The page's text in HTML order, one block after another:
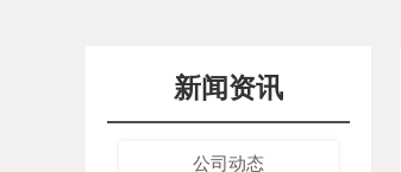
新闻资讯
公司动态